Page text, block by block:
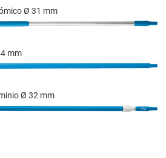
Ø 31 mm
mm
Ø 32 mm